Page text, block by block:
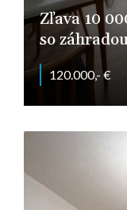
Zľava 10
so
120.000,- €